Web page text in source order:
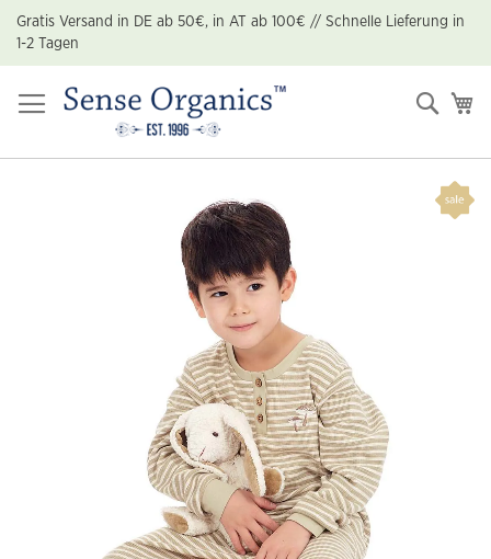
Zum
Inhalt
springen
Gratis Versand in DE ab 50€, in AT ab 100€ // Schnelle Lieferung in
1-2 Tagen
Suche